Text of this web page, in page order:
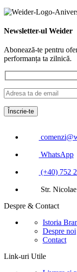
Newsletter-ul Weider
Abonează-te pentru
performanța ta zilnică.
WhatsApp
(+40) 752
Str.
Despre & Contact
Istoria
Despre noi
Contact
Link-uri Utile